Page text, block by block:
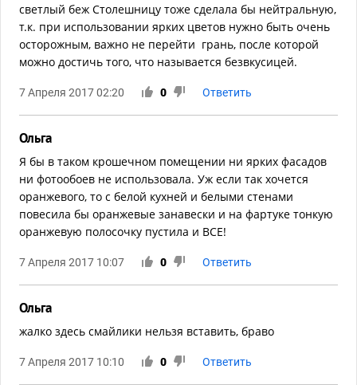
светлый беж Столешницу тоже сделала бы нейтральную,
т.к. при использовании ярких цветов нужно быть очень
осторожным, важно не перейти грань, после которой
можно достичь того, что называется безвкусицей.
7 Апреля 2017 02:20 0 Ответить
Ольга
Я бы в таком крошечном помещении ни ярких фасадов
ни фотообоев не использовала. Уж если так хочется
оранжевого, то с белой кухней и белыми стенами
повесила бы оранжевые занавески и на фартуке тонкую
оранжевую полосочку пустила и ВСЕ!
7 Апреля 2017 10:07 0 Ответить
Ольга
жалко здесь смайлики нельзя вставить, браво
7 Апреля 2017 10:10 0 Ответить